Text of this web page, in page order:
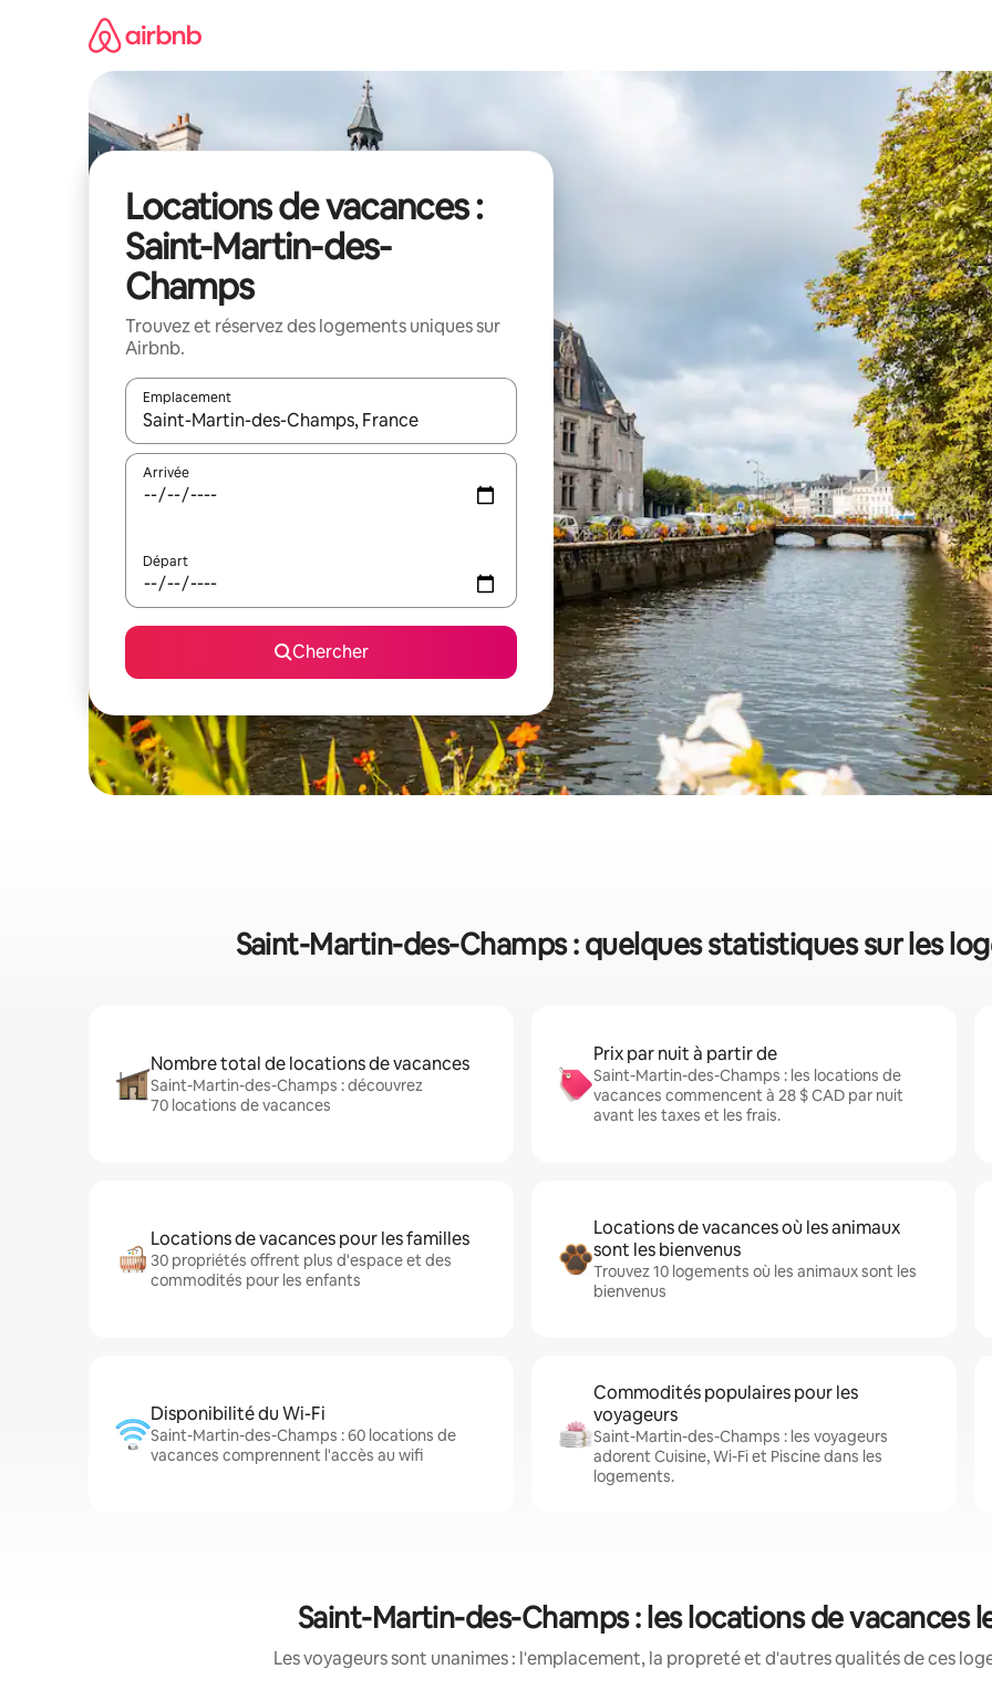
Locations de vacances :
Saint-Martin-des-
Champs
Trouvez et réservez des logements uniques sur
Airbnb.
Emplacement
Quand les résultats sont affichés, parcourez-les en utilisant les flèches vers le haut et vers le bas, ou en appuyant
Arrivée
Départ
Chercher
Saint-Martin-des-Champs : quelques statistiques sur les
Nombre total de locations de vacances
Saint-Martin-des-Champs : découvrez
70 locations de vacances
Prix par nuit à partir de
Saint-Martin-des-Champs : les locations de
vacances commencent à 28 $ CAD par nuit
avant les taxes et les frais.
Locations de vacances pour les familles
30 propriétés offrent plus d'espace et des
commodités pour les enfants
Locations de vacances où les animaux
sont les bienvenus
Trouvez 10 logements où les animaux sont les
bienvenus
Disponibilité du Wi-Fi
Saint-Martin-des-Champs : 60 locations de
vacances comprennent l'accès au wifi
Commodités populaires pour les
voyageurs
Saint-Martin-des-Champs : les voyageurs
adorent Cuisine, Wi-Fi et Piscine dans les
logements.
Saint-Martin-des-Champs : les locations de vacances
Les voyageurs sont unanimes : l'emplacement, la propreté et d'autres qualités de ces